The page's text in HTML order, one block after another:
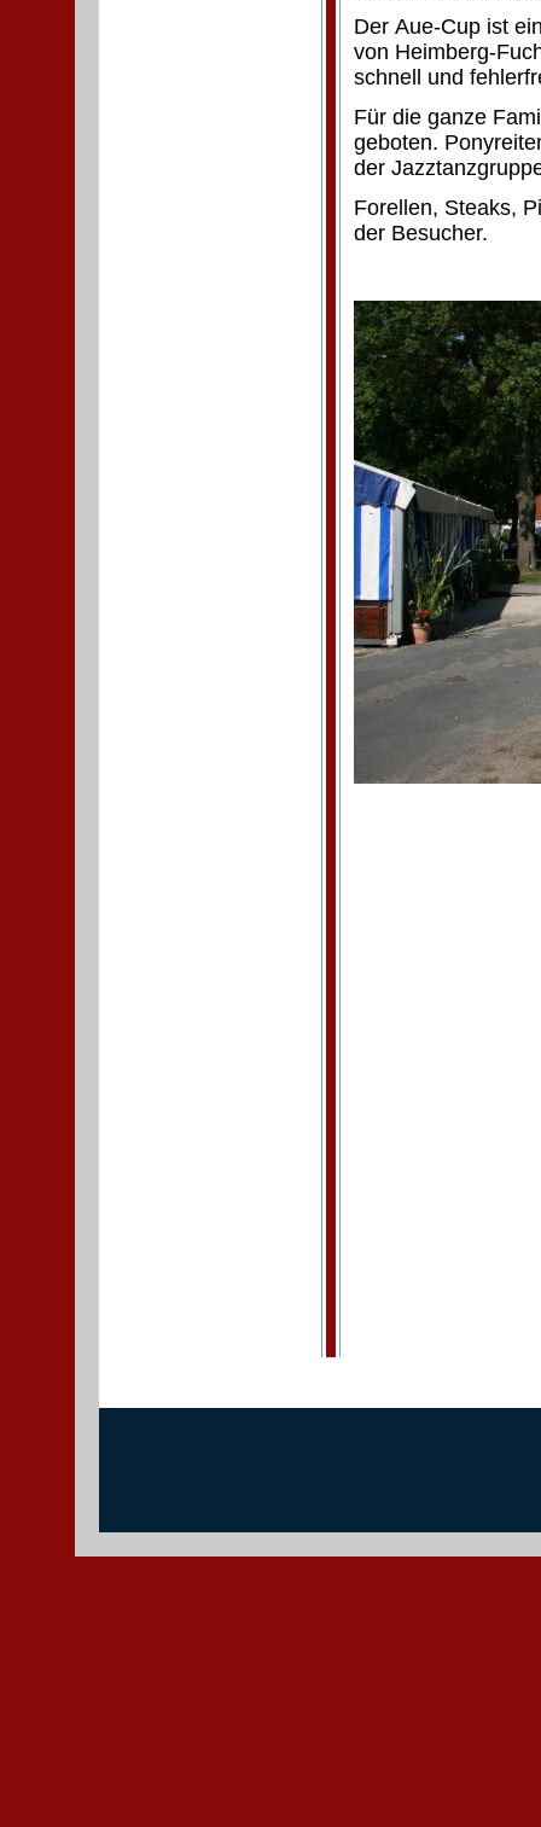
Der Aue-Cup ist
von Heimberg-
schnell und
Für die ganze
geboten.
der
Forellen, Steaks,
der Besucher.